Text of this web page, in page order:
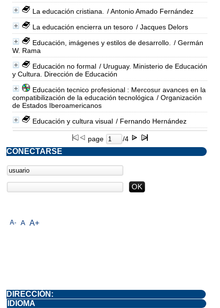
La educación cristiana.
/ Antonio Amado Fernández
La educación encierra un tesoro / Jacques Delors
Educación, imágenes y estilos de desarrollo.
/ Germán
W. Rama
Educación no formal / Uruguay. Ministerio de Educación
y Cultura. Dirección de Educación
Educación tecnico profesional : Mercosur avances en la
compatibilización de la educación tecnológica / Organización
de Estados Iberoamericanos
Educación y cultura visual / Fernando Hernández
page /4
A- A A+
CONECTARSE
DIRECCIÓN:
IDIOMA